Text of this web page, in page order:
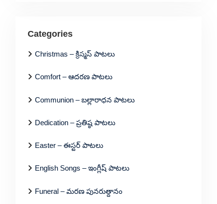
Categories
Christmas – క్రిస్మస్ పాటలు
Comfort – ఆదరణ పాటలు
Communion – బల్లారాధన పాటలు
Dedication – ప్రతిష్ఠ పాటలు
Easter – ఈస్టర్ పాటలు
English Songs – ఇంగ్లీష్ పాటలు
Funeral – మరణ పునరుత్దానం